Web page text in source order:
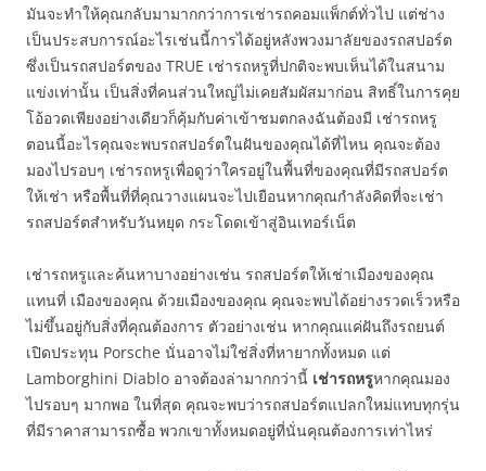
มันจะทำให้คุณกลับมามากกว่าการเช่ารถคอมแพ็กต์ทั่วไป แต่ช่าง
เป็นประสบการณ์อะไรเช่นนี้การได้อยู่หลังพวงมาลัยของรถสปอร์ต
ซึ่งเป็นรถสปอร์ตของ TRUE เช่ารถหรูที่ปกติจะพบเห็นได้ในสนาม
แข่งเท่านั้น เป็นสิ่งที่คนส่วนใหญ่ไม่เคยสัมผัสมาก่อน สิทธิ์ในการคุย
โอ้อวดเพียงอย่างเดียวก็คุ้มกับค่าเข้าชมตกลงฉันต้องมี เช่ารถหรู
ตอนนี้อะไรคุณจะพบรถสปอร์ตในฝันของคุณได้ที่ไหน คุณจะต้อง
มองไปรอบๆ เช่ารถหรูเพื่อดูว่าใครอยู่ในพื้นที่ของคุณที่มีรถสปอร์ต
ให้เช่า หรือพื้นที่ที่คุณวางแผนจะไปเยือนหากคุณกำลังคิดที่จะเช่า
รถสปอร์ตสำหรับวันหยุด กระโดดเข้าสู่อินเทอร์เน็ต
เช่ารถหรูและค้นหาบางอย่างเช่น รถสปอร์ตให้เช่าเมืองของคุณ
แทนที่ เมืองของคุณ ด้วยเมืองของคุณ คุณจะพบได้อย่างรวดเร็วหรือ
ไม่ขึ้นอยู่กับสิ่งที่คุณต้องการ ตัวอย่างเช่น หากคุณแค่ฝันถึงรถยนต์
เปิดประทุน Porsche นั่นอาจไม่ใช่สิ่งที่หายากทั้งหมด แต่
Lamborghini Diablo อาจต้องล่ามากกว่านี้ เช่ารถหรูหากคุณมอง
ไปรอบๆ มากพอ ในที่สุด คุณจะพบว่ารถสปอร์ตแปลกใหม่แทบทุกรุ่น
ที่มีราคาสามารถซื้อ พวกเขาทั้งหมดอยู่ที่นั่นคุณต้องการเท่าไหร่